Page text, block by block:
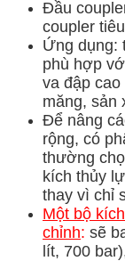
Đầu
coupler
Ứng dụng:
phù hợp
va đập
măng, sản
Để nâng
rộng, có
thường
kích thủy
thay vì chỉ
Một bộ
chỉnh: sẽ
lít, 700